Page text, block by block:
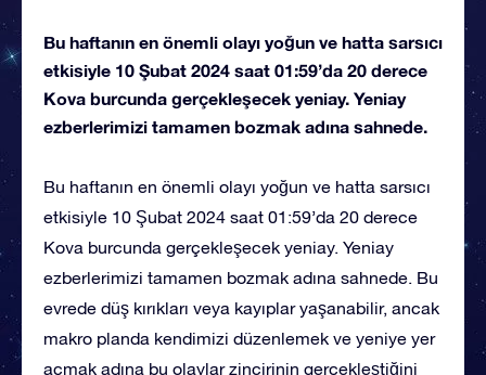
Bu haftanın en önemli olayı yoğun ve hatta sarsıcı
etkisiyle 10 Şubat 2024 saat 01:59’da 20 derece
Kova burcunda gerçekleşecek yeniay. Yeniay
ezberlerimizi tamamen bozmak adına sahnede.
Bu haftanın en önemli olayı yoğun ve hatta sarsıcı
etkisiyle 10 Şubat 2024 saat 01:59’da 20 derece
Kova burcunda gerçekleşecek yeniay. Yeniay
ezberlerimizi tamamen bozmak adına sahnede. Bu
evrede düş kırıkları veya kayıplar yaşanabilir, ancak
makro planda kendimizi düzenlemek ve yeniye yer
açmak adına bu olaylar zincirinin gerçekleştiğini